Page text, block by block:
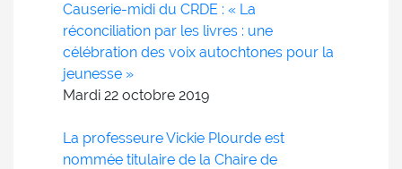
Causerie-midi du CRDE : « La
réconciliation par les livres : une
célébration des voix autochtones pour la
jeunesse »
Mardi 22 octobre 2019
La professeure Vickie Plourde est
nommée titulaire de la Chaire de